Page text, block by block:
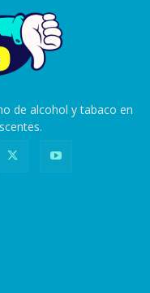
de alcohol y tabaco en